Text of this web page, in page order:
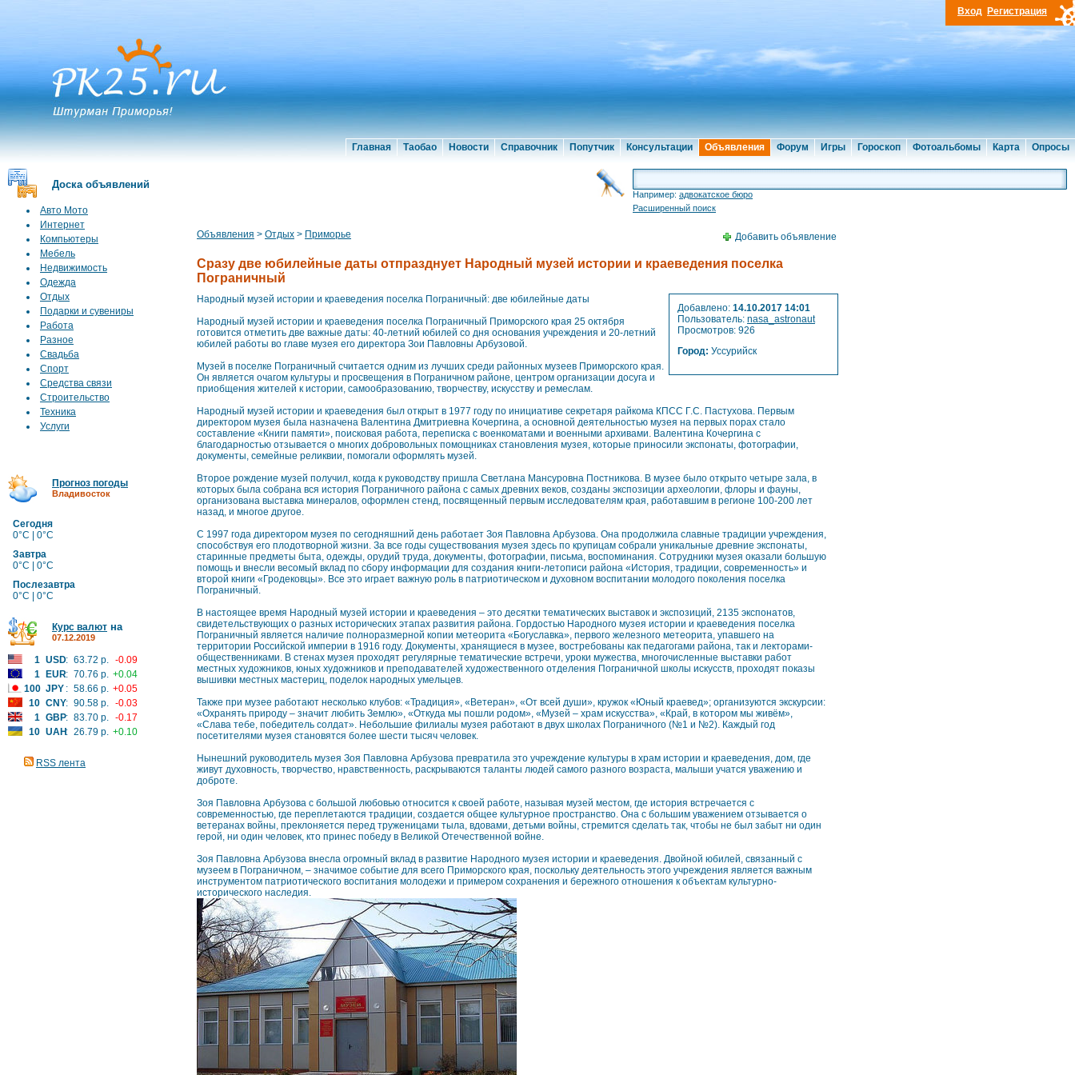
Главная Таобао Новости Справочник Попутчик Консультации Объявления Форум Игры Гороскоп Фотоальбомы Карта Опросы
Вход Регистрация
Доска объявлений
Авто Мото
Интернет
Компьютеры
Мебель
Недвижимость
Одежда
Отдых
Подарки и сувениры
Работа
Разное
Свадьба
Спорт
Средства связи
Строительство
Техника
Услуги
Прогноз погоды
Владивосток
Сегодня
0°C | 0°C
Завтра
0°C | 0°C
Послезавтра
0°C | 0°C
Курс валют на
07.12.2019
1 USD: 63.72 р. -0.09
1
EUR: 70.76 р. +0.04
100 JPY : 58.66 р. +0.05
10 CNY: 90.58 р. -0.03
1 GBP: 83.70 р. -0.17
10 UAH: 26.79 р. +0.10
RSS лента
Например: адвокатское бюро
Расширенный поиск
Объявления > Отдых > Приморье Добавить объявление
Сразу две юбилейные даты отпразднует Народный музей истории и краеведения поселка
Пограничный
Добавлено: 14.10.2017 14:01
Пользователь: nasa_astronaut
Просмотров: 926
Город: Уссурийск
Народный музей истории и краеведения поселка Пограничный: две юбилейные даты
Народный музей истории и краеведения поселка Пограничный Приморского края 25 октября
готовится отметить две важные даты: 40-летний юбилей со дня основания учреждения и 20-летний
юбилей работы во главе музея его директора Зои Павловны Арбузовой.
Музей в поселке Пограничный считается одним из лучших среди районных музеев Приморского края.
Он является очагом культуры и просвещения в Пограничном районе, центром организации досуга и
приобщения жителей к истории, самообразованию, творчеству, искусству и ремеслам.
Народный музей истории и краеведения был открыт в 1977 году по инициативе секретаря райкома КПСС Г.С. Пастухова. Первым
директором музея была назначена Валентина Дмитриевна Кочергина, а основной деятельностью музея на первых порах стало
составление «Книги памяти», поисковая работа, переписка с военкоматами и военными архивами. Валентина Кочергина с
благодарностью отзывается о многих добровольных помощниках становления музея, которые приносили экспонаты, фотографии,
документы, семейные реликвии, помогали оформлять музей.
Второе рождение музей получил, когда к руководству пришла Светлана Мансуровна Постникова. В музее было открыто четыре зала, в
которых была собрана вся история Пограничного района с самых древних веков, созданы экспозиции археологии, флоры и фауны,
организована выставка минералов, оформлен стенд, посвященный первым исследователям края, работавшим в регионе 100-200 лет
назад, и многое другое.
С 1997 года директором музея по сегодняшний день работает Зоя Павловна Арбузова. Она продолжила славные традиции учреждения,
способствуя его плодотворной жизни. За все годы существования музея здесь по крупицам собрали уникальные древние экспонаты,
старинные предметы быта, одежды, орудий труда, документы, фотографии, письма, воспоминания. Сотрудники музея оказали большую
помощь и внесли весомый вклад по сбору информации для создания книги-летописи района «История, традиции, современность» и
второй книги «Гродековцы». Все это играет важную роль в патриотическом и духовном воспитании молодого поколения поселка
Пограничный.
В настоящее время Народный музей истории и краеведения – это десятки тематических выставок и экспозиций, 2135 экспонатов,
свидетельствующих о разных исторических этапах развития района. Гордостью Народного музея истории и краеведения поселка
Пограничный является наличие полноразмерной копии метеорита «Богуславка», первого железного метеорита, упавшего на
территории Российской империи в 1916 году. Документы, хранящиеся в музее, востребованы как педагогами района, так и лекторами-
общественниками. В стенах музея проходят регулярные тематические встречи, уроки мужества, многочисленные выставки работ
местных художников, юных художников и преподавателей художественного отделения Пограничной школы искусств, проходят показы
вышивки местных мастериц, поделок народных умельцев.
Также при музее работают несколько клубов: «Традиция», «Ветеран», «От всей души», кружок «Юный краевед»; организуются экскурсии:
«Охранять природу – значит любить Землю», «Откуда мы пошли родом», «Музей – храм искусства», «Край, в котором мы живём»,
«Слава тебе, победитель солдат». Небольшие филиалы музея работают в двух школах Пограничного (№1 и №2). Каждый год
посетителями музея становятся более шести тысяч человек.
Нынешний руководитель музея Зоя Павловна Арбузова превратила это учреждение культуры в храм истории и краеведения, дом, где
живут духовность, творчество, нравственность, раскрываются таланты людей самого разного возраста, малыши учатся уважению и
доброте.
Зоя Павловна Арбузова с большой любовью относится к своей работе, называя музей местом, где история встречается с
современностью, где переплетаются традиции, создается общее культурное пространство. Она с большим уважением отзывается о
ветеранах войны, преклоняется перед труженицами тыла, вдовами, детьми войны, стремится сделать так, чтобы не был забыт ни один
герой, ни один человек, кто принес победу в Великой Отечественной войне.
Зоя Павловна Арбузова внесла огромный вклад в развитие Народного музея истории и краеведения. Двойной юбилей, связанный с
музеем в Пограничном, – значимое событие для всего Приморского края, поскольку деятельность этого учреждения является важным
инструментом патриотического воспитания молодежи и примером сохранения и бережного отношения к объектам культурно-
исторического наследия.